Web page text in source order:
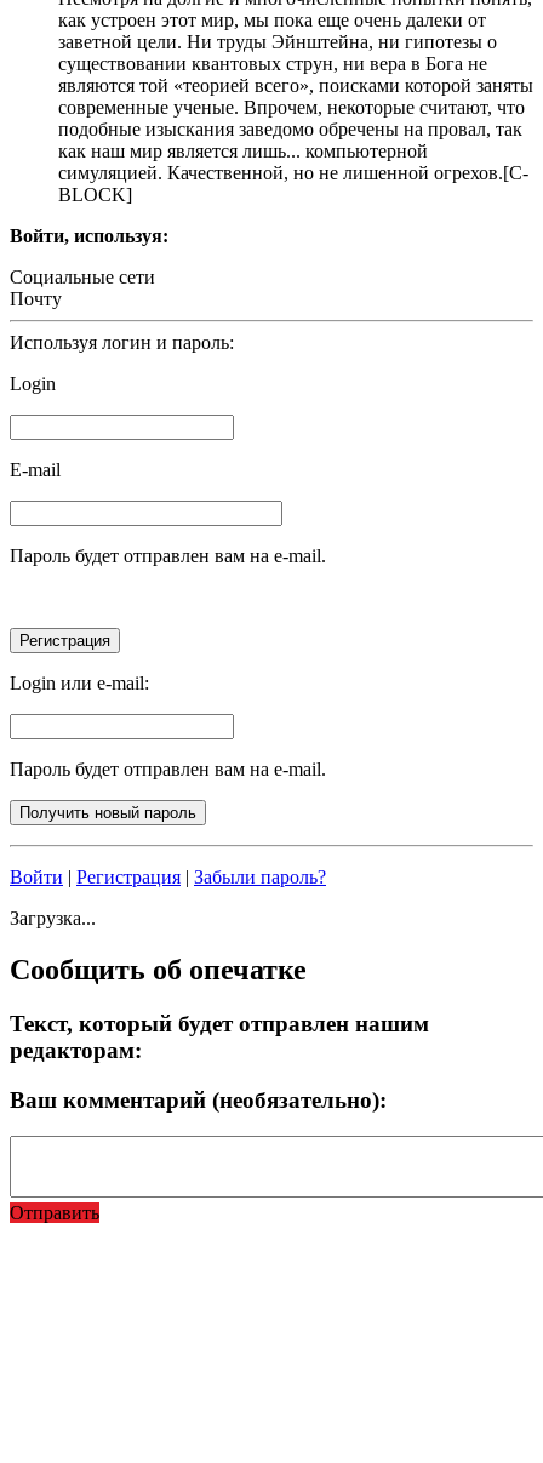
как устроен этот мир, мы пока еще очень далеки от
заветной цели. Ни труды Эйнштейна, ни гипотезы о
существовании квантовых струн, ни вера в Бога не
являются той «теорией всего», поисками которой заняты
современные ученые. Впрочем, некоторые считают, что
подобные изыскания заведомо обречены на провал, так
как наш мир является лишь... компьютерной
симуляцией. Качественной, но не лишенной огрехов.[С-
BLOCK]
Войти, используя:
Социальные сети
Почту
Используя логин и пароль:
Login
E-mail
Пароль будет отправлен вам на e-mail.
Login или e-mail:
Пароль будет отправлен вам на e-mail.
Войти | Регистрация | Забыли пароль?
Загрузка...
Сообщить об опечатке
Текст, который будет отправлен нашим
редакторам:
Ваш комментарий (необязательно):
Отправить